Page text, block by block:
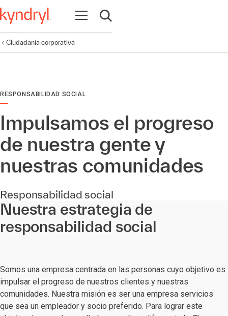
Abrir navegación
Abrir búsqueda
Ciudadanía corporativa
RESPONSABILIDAD SOCIAL
Impulsamos el progreso
de nuestra gente y
nuestras comunidades
Responsabilidad social
Nuestra estrategia de
responsabilidad social
Somos una empresa centrada en las personas cuyo objetivo es
impulsar el progreso de nuestros clientes y nuestras
comunidades. Nuestra misión es ser una empresa servicios
que sea un empleador y socio preferido. Para lograr este